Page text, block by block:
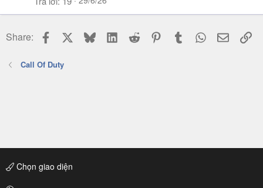
Share: Facebook BlueskyLinkedIn
Reddit PinterestTumblr WhatsApp
Email
Call Of Duty
Chọn giao diện